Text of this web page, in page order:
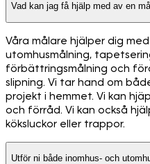
Vad kan jag få hjälp med av en
Våra målare hjälper dig
utomhusmålning,
förbättringsmålning och
slipning. Vi tar hand om
projekt i hemmet. Vi kan
och förråd. Vi kan också
köksluckor eller trappor.
Utför ni både inomhus- och